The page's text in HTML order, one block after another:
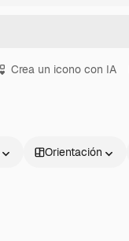
Crea un icono con IA
Orientación